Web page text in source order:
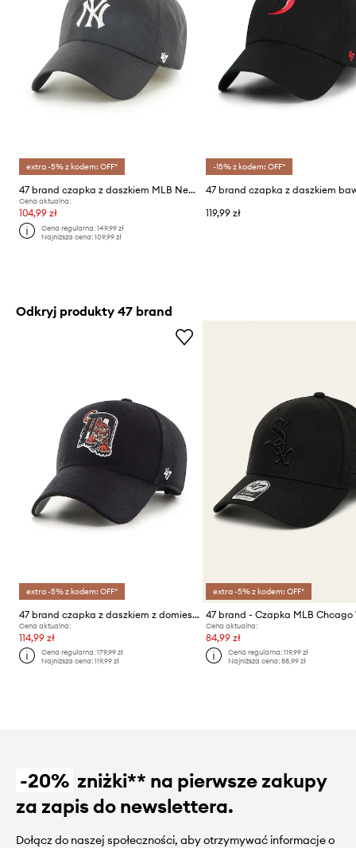
extra -5% z kodem: OFF*
47 brand czapka z daszkiem MLB New York Yankees
Cena aktualna:
104,99 zł
Cena regularna:149,99 zł
Najniższa cena:109,99 zł
-15% z kodem: OFF*
119,99 zł
Odkryj produkty 47 brand
extra -5% z kodem: OFF*
47 brand czapka z daszkiem z domieszką wełny MLB Detroit Tigers
Cena aktualna:
114,99 zł
Cena regularna:179,99 zł
Najniższa cena:119,99 zł
extra -5% z kodem: OFF*
Cena aktualna:
84,99 zł
Cena regularna: 119,99 zł
Najniższa cena: 88,99 zł
-20% zniżki** na pierwsze zakupy
za zapis do newslettera.
Dołącz do naszej społeczności, aby otrzymywać informacje o